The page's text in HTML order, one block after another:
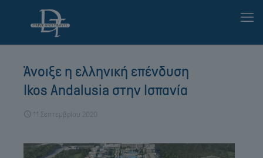
Άνοιξε η ελληνική επένδυση
Ikos Andalusia στην Ισπανία
11 Σεπτεμβρίου 2020